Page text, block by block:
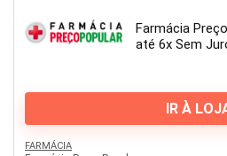
Farmácia
até 6x Sem
IR À
FARMÁCIA